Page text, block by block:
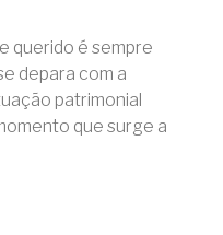
querido é sempre
depara com a
patrimonial
que surge a